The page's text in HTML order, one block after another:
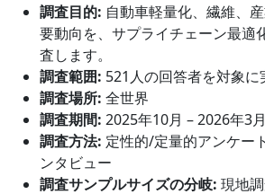
調査目的: 自動車軽量化、繊維、
要動向を、サプライチェーン最適
査します。
調査範囲: 521人の回答者を対象に
調査場所: 全世界
調査期間: 2025年10月 – 2026年3月
調査方法: 定性的/定量的アンケー
ンタビュー
調査サンプルサイズの分岐: 現地